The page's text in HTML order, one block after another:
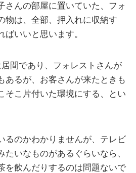
さんの部屋に置いていた、フォ
物は、全部、押入れに収納す
ばいいと思います。
間であり、フォレストさんが
あるが、お客さんが来たときも
そこ片付いた環境にする、とい
るのかわかりませんが、テレビ
たいなものがあるぐらいなら、
を飲んだりするのは問題ないで